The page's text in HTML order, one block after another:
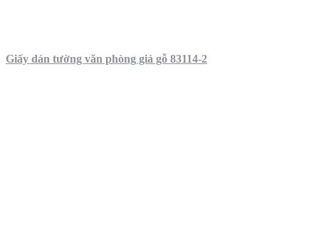
Giấy dán tường văn phòng giả gỗ 83114-2